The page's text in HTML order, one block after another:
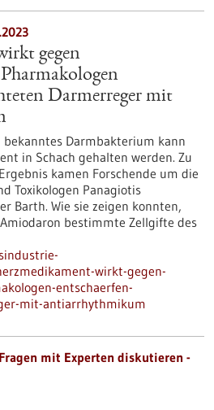
gegen
Darmerreger mit
bekanntes Darmbakterium kann
in Schach gehalten werden. Zu
kamen Forschende um die
Toxikologen Panagiotis
Barth. Wie sie zeigen konnten,
bestimmte Zellgifte des
wirkt-gegen-
entschaerfen-
mit-antiarrhythmikum
mit Experten diskutieren -